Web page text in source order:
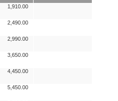
1,910.00
2,490.00
2,990.00
3,650.00
4,450.00
5,450.00